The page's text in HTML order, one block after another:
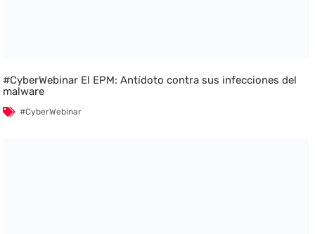
#CyberWebinar El EPM: Antídoto contra sus infecciones del
malware
#CyberWebinar